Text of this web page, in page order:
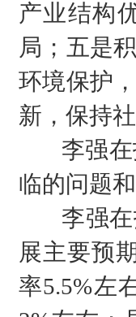
产业结构
局；五是
环境保护
新，保持
李强在
临的问题
李强在
展主要预
率5.5%左